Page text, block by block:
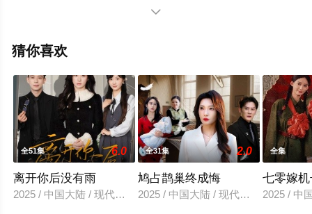
情已揭晓（全106集），手机免费观看高清无删减完整版电
多剧情信息可移步至豆瓣电视剧、电视猫或剧情网等平台

猜你喜欢
全51集 6.0
离开你后没有雨
2025 / 中国大陆 / 现代都市
全31集 2.0
鸠占鹊巢终成悔
2025 / 中国大陆 / 现代都市
全集
七零嫁
2025 / 中